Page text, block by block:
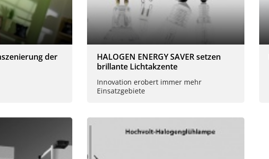
der
HALOGEN ENERGY SAVER setzen
brillante Lichtakzente
Innovation erobert immer mehr
Einsatzgebiete